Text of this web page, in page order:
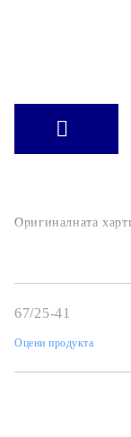
Оригиналната
67/25-41
Оцени продукта